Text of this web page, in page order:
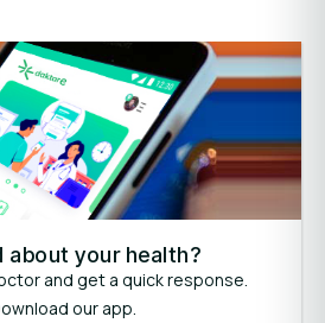
about your health?
and get a quick response.
our app.